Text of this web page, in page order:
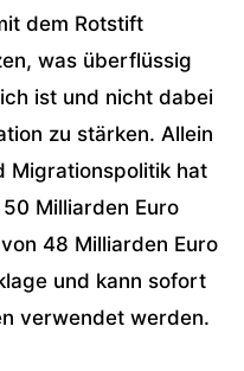
dem Rotstift
was überflüssig
ist und nicht dabei
zu stärken. Allein
Migrationspolitik hat
Milliarden Euro
48 Milliarden Euro
und kann sofort
verwendet werden.